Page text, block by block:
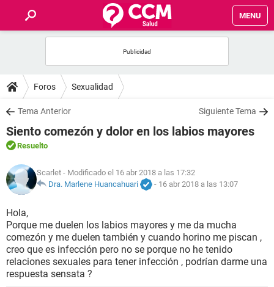
MENU
FOROS
SALUD
FAMILIA
NUTRICIÓN
SEXUALIDAD
GLOSARIO
Foros Sexualidad
Tema Anterior Siguiente Tema
Siento comezón y dolor en los labios mayores
Resuelto
Scarlet - Modificado el 16 abr 2018 a las 17:32
Dra. Marlene Huancahuari
- 16 abr 2018 a las 13:07
Hola,
Porque me duelen los labios mayores y me da mucha
comezón y me duelen también y cuando horino me piscan ,
creo que es infección pero no se porque no he tenido
relaciones sexuales para tener infección , podrían darme una
respuesta sensata ?